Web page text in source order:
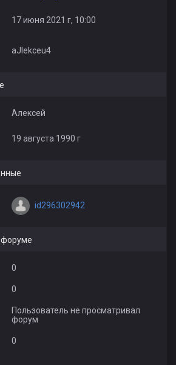
17 июня 2021 г, 10:00
aJIekceu4
Алексей
19 августа 1990 г
id296302942
форуме
0
0
Пользователь не просматривал
форум
0